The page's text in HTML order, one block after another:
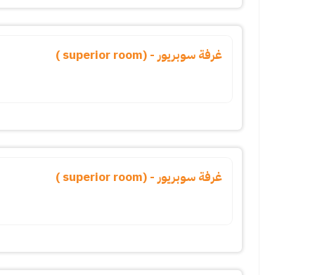
غرفة سوبريور - (superior room )
غرفة سوبريور - (superior room )